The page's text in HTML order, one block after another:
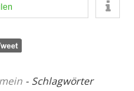
- Schlagwörter